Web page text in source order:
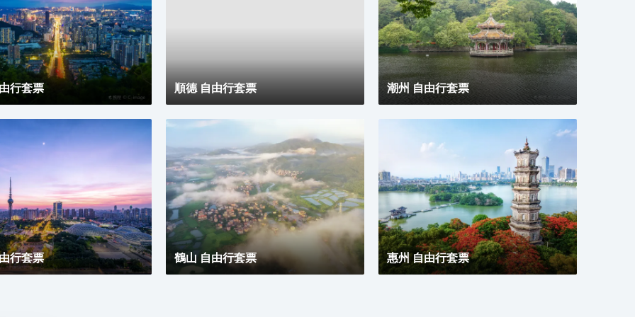
子時光。同時，酒店擁有1,600平方米的宴會及會議場
地以及寬敞的戶外草坪，可滿足不同的會議及宴會需
求，無論商務出行亦或休閒旅遊期待與您共赴南沙，遇
見另一種可能。
行套票 順德 自由行套票 潮州 自由行套票
行套票 鶴山 自由行套票 惠州 自由行套票